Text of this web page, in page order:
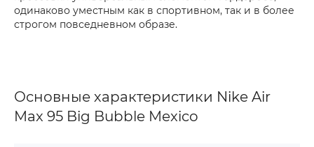
одинаково уместным как в спортивном, так и в более
строгом повседневном образе.
Основные характеристики Nike Air
Max 95 Big Bubble Mexico